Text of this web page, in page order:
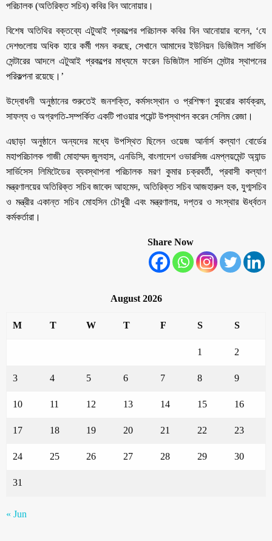
পরিচালক (অতিরিক্ত সচিব) কবির বিন আনোয়ার।
বিশেষ অতিথির বক্তব্যে এটুআই প্রকল্পের পরিচালক কবির বিন আনোয়ার বলেন, ‘যে
দেশগুলোয় অধিক হারে কর্মী গমন করছে, সেখানে আমাদের ইউনিয়ন ডিজিটাল সার্ভিস
সেন্টারের আদলে এটুআই প্রকল্পের মাধ্যমে ফরেন ডিজিটাল সার্ভিস সেন্টার স্থাপনের
পরিকল্পনা রয়েছে।’
উদ্বোধনী অনুষ্ঠানের শুরুতেই জনশক্তি, কর্মসংস্থান ও প্রশিক্ষণ ব্যুরোর কার্যক্রম,
সাফল্য ও অগ্রগতি-সম্পর্কিত একটি পাওয়ার পয়েন্ট উপস্থাপন করেন সেলিম রেজা।
এছাড়া অনুষ্ঠানে অন্যদের মধ্যে উপস্থিত ছিলেন ওয়েজ আর্নার্স কল্যাণ বোর্ডের
মহাপরিচালক গাজী মোহাম্মদ জুলহাস, এনডিসি, বাংলাদেশ ওভারসিজ এমপ্লয়মেন্ট অ্যান্ড
সার্ভিসেস লিমিটেডের ব্যবস্থাপনা পরিচালক মরণ কুমার চক্রবর্তী, প্রবাসী কল্যাণ
মন্ত্রণালয়ের অতিরিক্ত সচিব জাবেদ আহমেদ, অতিরিক্ত সচিব আজহারুল হক, যুগ্মসচিব
ও মন্ত্রীর একান্ত সচিব মোহসিন চৌধুরী এবং মন্ত্রণালয়, দপ্তর ও সংস্থার ঊর্ধ্বতন
কর্মকর্তারা।
Share Now
August 2026
M T W T F S S
1 2
3 4 5 6 7 8 9
10 11 12 13 14 15 16
17 18 19 20 21 22 23
24 25 26 27 28 29 30
31
« Jun